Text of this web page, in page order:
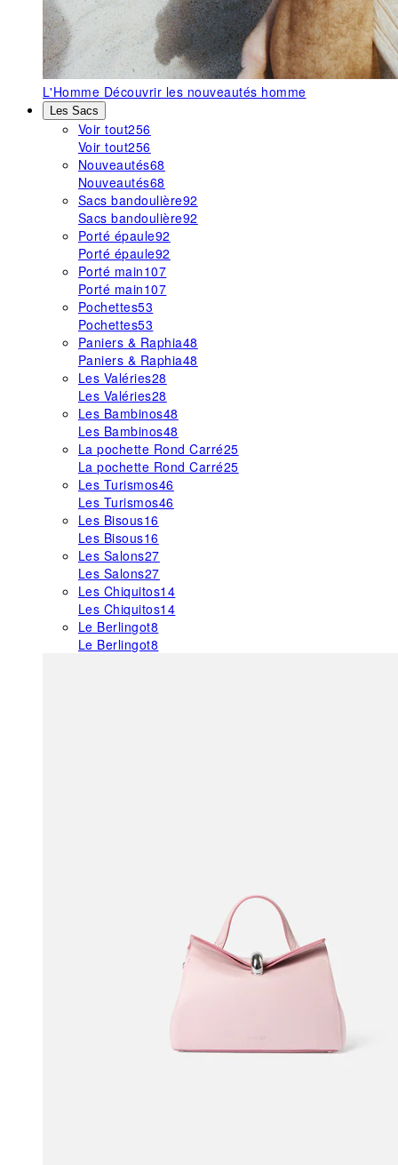
L'Homme Découvrir les nouveautés homme
Les Sacs
Voir tout256
Voir tout256
Nouveautés68
Nouveautés68
Sacs bandoulière92
Sacs bandoulière92
Porté épaule92
Porté épaule92
Porté main107
Porté main107
Pochettes53
Pochettes53
Paniers & Raphia48
Paniers & Raphia48
Les Valéries28
Les Valéries28
Les Bambinos48
Les Bambinos48
La pochette Rond Carré25
La pochette Rond Carré25
Les Turismos46
Les Turismos46
Les Bisous16
Les Bisous16
Les Salons27
Les Salons27
Les Chiquitos14
Les Chiquitos14
Le Berlingot8
Le Berlingot8